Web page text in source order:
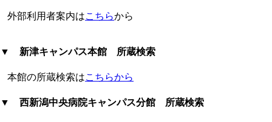
外部利用者案内はこちらから
▼ 新津キャンパス本館 所蔵検索
本館の所蔵検索はこちらから
▼ 西新潟中央病院キャンパス分館 所蔵検索